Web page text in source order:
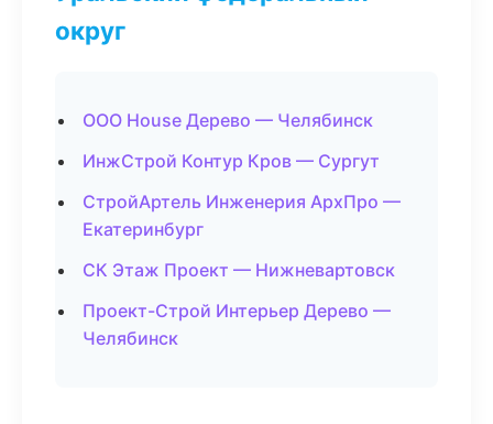
округ
ООО House Дерево — Челябинск
ИнжСтрой Контур Кров — Сургут
СтройАртель Инженерия АрхПро —
Екатеринбург
СК Этаж Проект — Нижневартовск
Проект-Строй Интерьер Дерево —
Челябинск